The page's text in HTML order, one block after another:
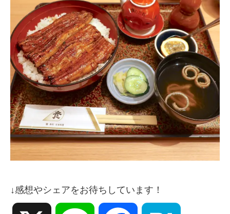
↓感想やシェアをお待ちしています！